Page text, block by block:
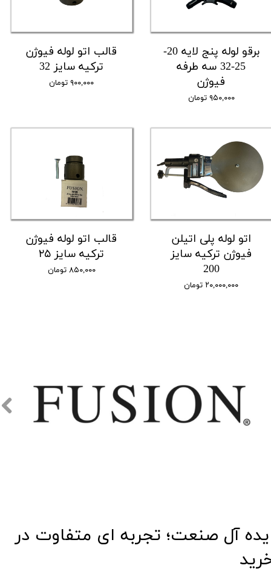
برقو لوله پنج لایه 20-
25-32 سه طرفه
فیوژن
۹۵۰,۰۰۰ تومان
قالب اتو لوله فیوژن
ترکیه سایز 32
۹۰۰,۰۰۰ تومان
اتو لوله پلی اتیلن
فیوژن ترکیه سایز
200
۲۰,۰۰۰,۰۰۰ تومان
قالب اتو لوله فیوژن
ترکیه سایز ۲۵
۸۵۰,۰۰۰ تومان
آل صنعت؛ تجربه ای متفاوت در